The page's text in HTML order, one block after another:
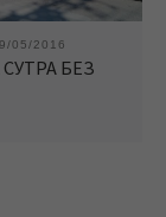
05/2016
БЕЗ